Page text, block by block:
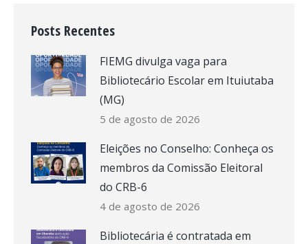
Posts Recentes
FIEMG divulga vaga para
Bibliotecário Escolar em Ituiutaba
(MG)
5 de agosto de 2026
Eleições no Conselho: Conheça os
membros da Comissão Eleitoral
do CRB-6
4 de agosto de 2026
Bibliotecária é contratada em